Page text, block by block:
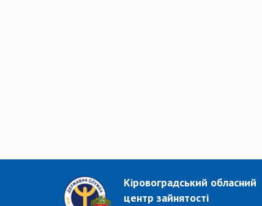
Кіровоградський обласний
центр зайнятості